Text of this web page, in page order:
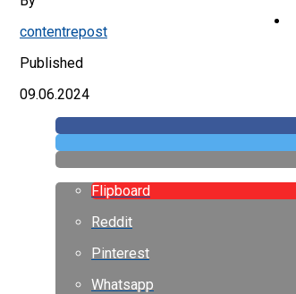
contentrepost
Published
09.06.2024
Flipboard
Reddit
Pinterest
Whatsapp